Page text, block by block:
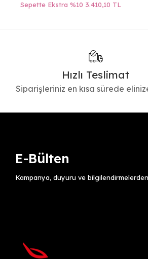
Sepette Ekstra %10 3.410,10 TL
Hızlı Teslimat
Siparişleriniz en kısa sürede
E-Bülten
Kampanya, duyuru ve